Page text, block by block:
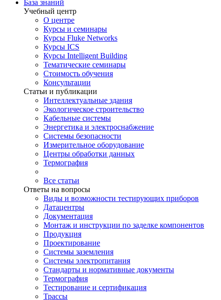
База знаний
Учебный центр
О центре
Курсы и семинары
Курсы Fluke Networks
Курсы ICS
Курсы Intelligent Building
Тематические семинары
Стоимость обучения
Консультации
Статьи и публикации
Интеллектуальные здания
Экологическое строительство
Кабельные системы
Энергетика и электроснабжение
Системы безопасности
Измерительное оборудование
Центры обработки данных
Термография
Все статьи
Ответы на вопросы
Виды и возможности тестирующих приборов
Датацентры
Документация
Монтаж и инструкции по заделке компонентов
Продукция
Проектирование
Системы заземления
Системы электропитания
Стандарты и нормативные документы
Термография
Тестирование и сертификация
Трассы